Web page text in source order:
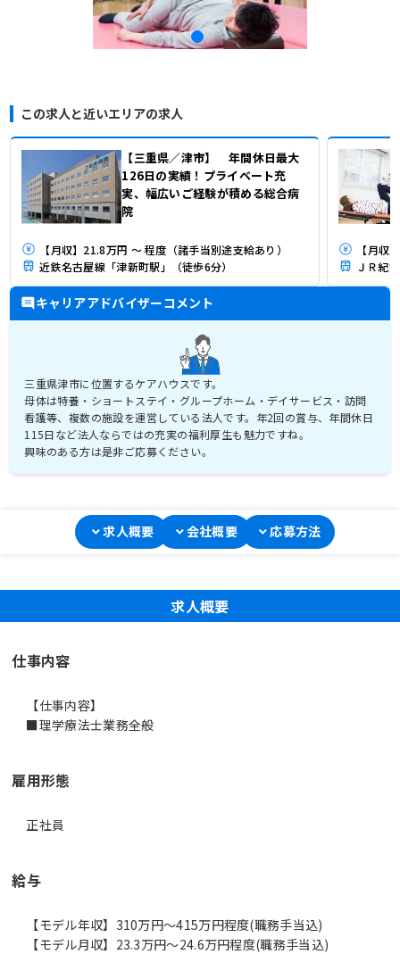
この求人と近いエリアの求人
【三重県／津市】 年間休日最大
126日の実績！プライベート充
実、幅広いご経験が積める総合病
院
【月収】21.8万円 ～ 程度（諸手当別途支給あり）
近鉄名古屋線「津新町駅」（徒歩6分）
【月収
キャリアアドバイザーコメント
三重県津市に位置するケアハウスです。
母体は特養・ショートステイ・グループホーム・デイサービス・訪問
看護等、複数の施設を運営している法人です。年2回の賞与、年間休日
115日など法人ならではの充実の福利厚生も魅力ですね。
興味のある方は是非ご応募ください。
求人概要 会社概要 応募方法
求人概要
仕事内容
【仕事内容】
■理学療法士業務全般
雇用形態
正社員
給与
【モデル年収】310万円〜415万円程度(職務手当込)
【モデル月収】23.3万円〜24.6万円程度(職務手当込)